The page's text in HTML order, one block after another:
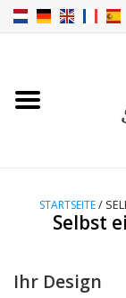
Startseite
Decor Zubehör
STARTSEITE/
Selbst
Ihr Design